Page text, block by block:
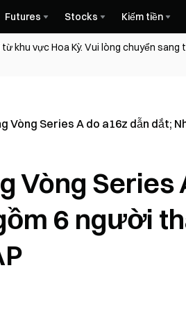
Futures Stocks Kiếm tiền
khu vực Hoa Kỳ. Vui lòng chuyển
Vòng Series A do a16z dẫn dắt;
Vòng Series
6 người